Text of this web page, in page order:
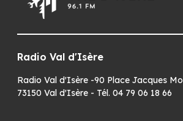
Radio Val d'Isère
Radio Val d'Isère -90 Place Jacques
73150 Val d'Isère - Tél. 04 79 06 18 66